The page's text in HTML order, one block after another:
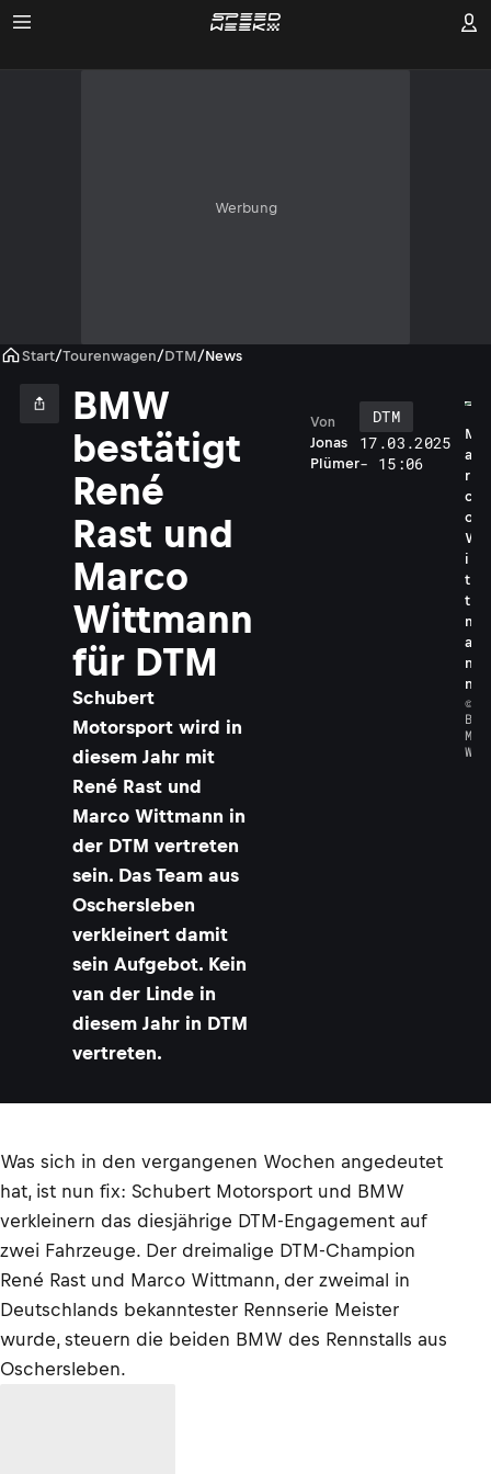
Werbung
Start/Tourenwagen/DTM/News
BMW
bestätigt
René
Rast und
Marco
Wittmann
für DTM
Schubert
Motorsport wird in
diesem Jahr mit
René Rast und
Marco Wittmann in
der DTM vertreten
sein. Das Team aus
Oschersleben
verkleinert damit
sein Aufgebot. Kein
van der Linde in
diesem Jahr in DTM
vertreten.
Jonas
Plümer
Von
DTM
17.03.2025
- 15:06
M
a
r
c
o
W
i
t
t
m
a
n
n
©
B
M
W
Was sich in den vergangenen Wochen angedeutet
hat, ist nun fix: Schubert Motorsport und BMW
verkleinern das diesjährige DTM-Engagement auf
zwei Fahrzeuge. Der dreimalige DTM-Champion
René Rast und Marco Wittmann, der zweimal in
Deutschlands bekanntester Rennserie Meister
wurde, steuern die beiden BMW des Rennstalls aus
Oschersleben.